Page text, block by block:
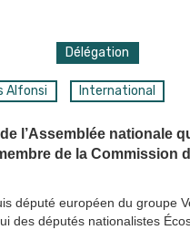
Délégation
Alfonsi International
l’Assemblée nationale
de la Commission
député européen du groupe
des députés nationalistes